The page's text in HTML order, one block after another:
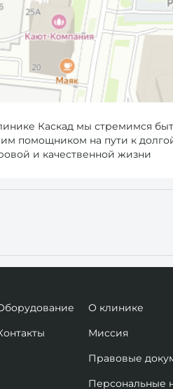
Каскад мы стремимся
помощником на пути к
и качественной жизни
О клинике
Миссия
Правовые
Персональные